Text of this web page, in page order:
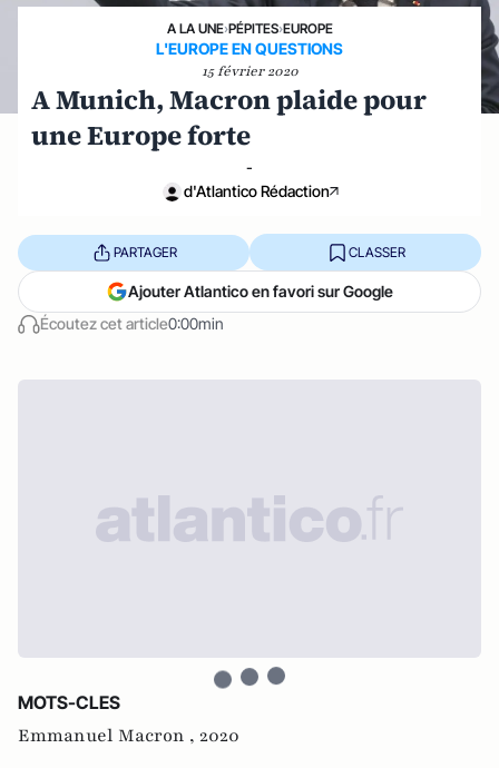
A LA UNE›PÉPITES›EUROPE
L'EUROPE EN QUESTIONS
15 février 2020
A Munich, Macron plaide pour
une Europe forte
-
d'Atlantico Rédaction
Écoutez cet article0:00min
PARTAGER CLASSER
Ajouter Atlantico en favori sur Google
MOTS-CLES
Emmanuel Macron , 2020